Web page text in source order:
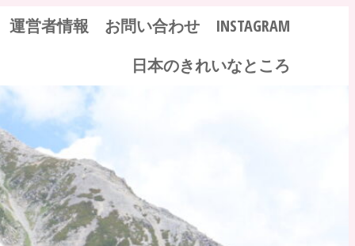
運営者情報 お問い合わせ
INSTAGRAM
日本のきれいなところ